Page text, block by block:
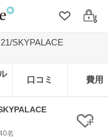
クリップ
ログ
SKYPALACE
口コミ 費用
名 ク